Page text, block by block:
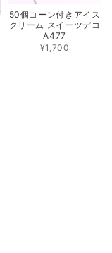
50個コーン付きアイス
クリーム スイーツデコ
A477
¥1,700